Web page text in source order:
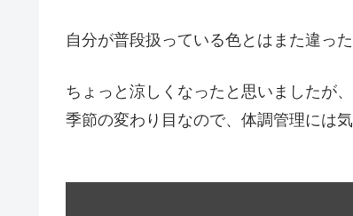
自分が普段扱っている色とはまた違っ
ちょっと涼しくなったと思いましたが
季節の変わり目なので、体調管理には気